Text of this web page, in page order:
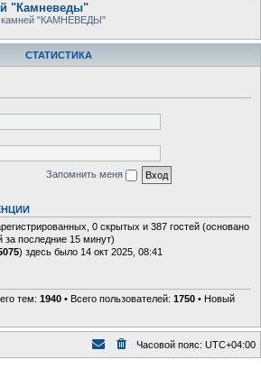
"Камневеды"
камней "КАМНЕВЕДЫ"
СТАТИСТИКА
Запомнить меня
0 скрытых и 387 гостей (основано
за последние 15 минут)
) здесь было 14 окт 2025, 08:41
тем: 1940 • Всего пользователей: 1750 • Новый
Часовой пояс: UTC+04:00